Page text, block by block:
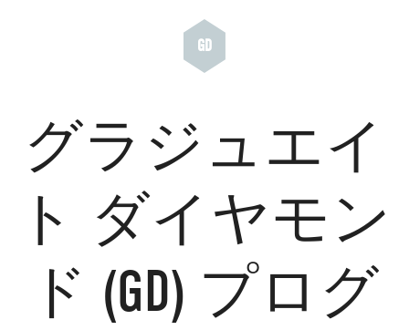
GD
グラジュエイ
ト ダイヤモン
ド (GD) プログ